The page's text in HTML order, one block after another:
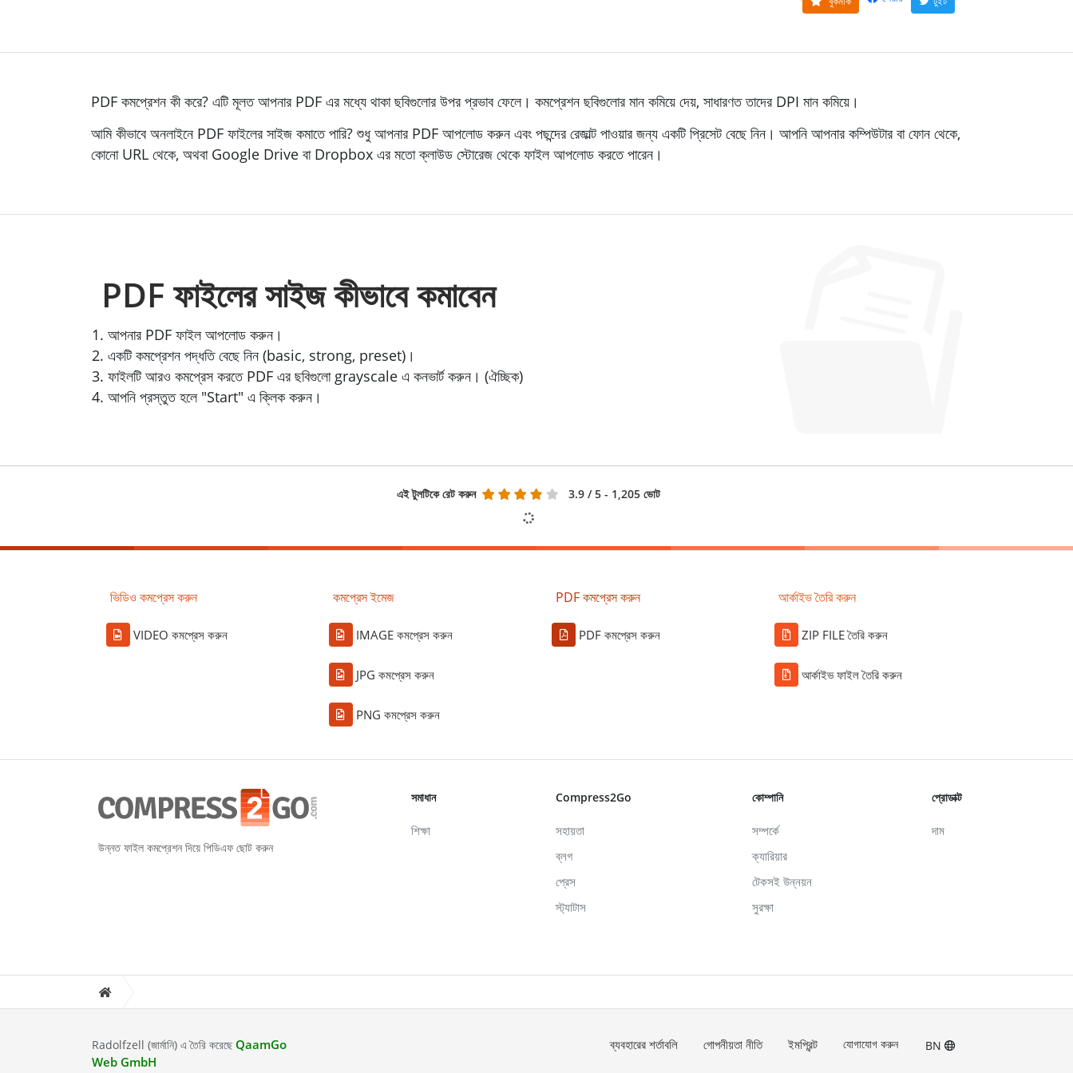
PDF কমপ্রেশন কী করে? এটি মূলত আপনার PDF এর মধ্যে থাকা ছবিগুলোর উপর প্রভাব ফেলে। কমপ্রেশন ছবিগুলোর মান কমিয়ে দেয়, সাধারণত তাদের DPI মান কমিয়ে।
আমি কীভাবে অনলাইনে PDF ফাইলের সাইজ কমাতে পারি? শুধু আপনার PDF আপলোড করুন এবং পছন্দের রেজাল্ট পাওয়ার জন্য একটি প্রিসেট বেছে নিন। আপনি আপনার কম্পিউটার বা ফোন থেকে,
কোনো URL থেকে, অথবা Google Drive বা Dropbox এর মতো ক্লাউড স্টোরেজ থেকে ফাইল আপলোড করতে পারেন।
PDF ফাইলের সাইজ কীভাবে কমাবেন
আপনার PDF ফাইল আপলোড করুন।
একটি কমপ্রেশন পদ্ধতি বেছে নিন (basic, strong, preset)।
ফাইলটি আরও কমপ্রেস করতে PDF এর ছবিগুলো grayscale এ কনভার্ট করুন। (ঐচ্ছিক)
আপনি প্রস্তুত হলে "Start" এ ক্লিক করুন।
এই টুলটিকে রেট করুন 3.9 / 5 - 1,205 ভোট
ভিডিও কমপ্রেস করুন
VIDEO কমপ্রেস করুন
কমপ্রেস ইমেজ
IMAGE কমপ্রেস করুন
JPG কমপ্রেস করুন
PNG কমপ্রেস করুন
PDF কমপ্রেস করুন
PDF কমপ্রেস করুন
আর্কাইভ তৈরি করুন
ZIP FILE তৈরি করুন
আর্কাইভ ফাইল তৈরি করুন
উন্নত ফাইল কমপ্রেশন দিয়ে পিডিএফ ছোট করুন
সমাধান
শিক্ষা
Compress2Go
সহায়তা
ব্লগ
প্রেস
স্ট্যাটাস
কোম্পানি
সম্পর্কে
ক্যারিয়ার
টেকসই উন্নয়ন
সুরক্ষা
প্রোডাক্ট
দাম
Radolfzell (জার্মানি) এ তৈরি করেছে QaamGo
Web GmbH
ব্যবহারের শর্তাবলি গোপনীয়তা নীতি ইমপ্রিন্ট যোগাযোগ করুন BN